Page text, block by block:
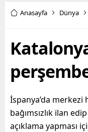
Anasayfa Dünya
İspanya’da
bağımsızlık ilan
açıklama yapması